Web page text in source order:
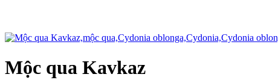
Mộc qua Kavkaz